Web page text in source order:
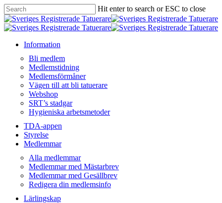
Skip
to
main
Hit enter to search or ESC to close
Close
Search
Menu
Information
Bli medlem
Medlemstidning
Medlemsförmåner
Vägen till att bli tatuerare
Webshop
SRT’s stadgar
Hygieniska arbetsmetoder
TDA-appen
Styrelse
Medlemmar
Alla medlemmar
Medlemmar med Mästarbrev
Medlemmar med Gesällbrev
Redigera din medlemsinfo
Lärlingskap